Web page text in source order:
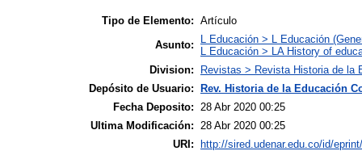
Tipo de Elemento: Artículo
Asunto:
L Educación > L Educación
L Educación > LA History of
Division:
Revistas > Revista Historia de la
Depósito de Usuario: Rev. Historia de la Educación
Fecha Deposito:
28 Abr 2020 00:25
Ultima Modificación:
28 Abr 2020 00:25
URI: http://sired.udenar.edu.co/id/